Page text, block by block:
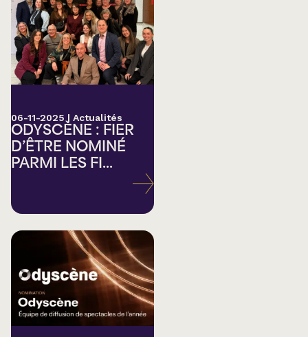
06-11-2025 | Actualités
ODYSCÈNE : FIER
D’ÊTRE NOMINÉ
PARMI LES FI...